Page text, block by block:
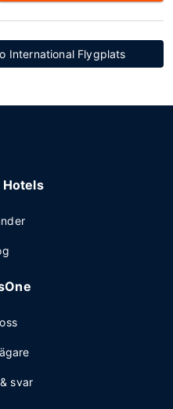
International Flygplats
Hotels
svar